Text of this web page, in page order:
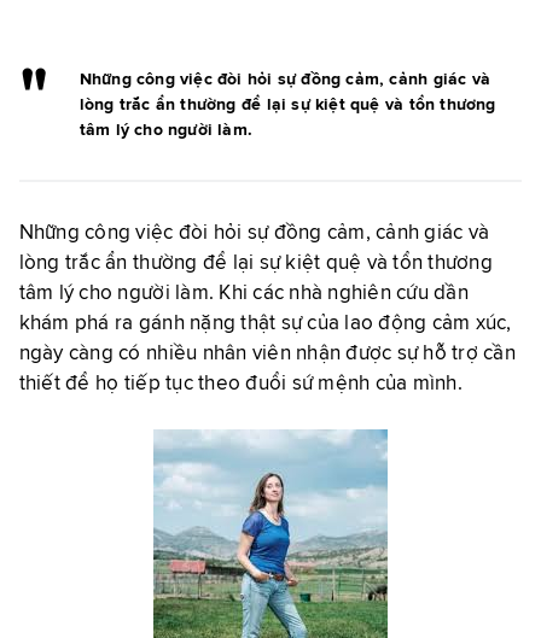
Những công việc đòi hỏi sự đồng cảm, cảnh giác và
lòng trắc ẩn thường để lại sự kiệt quệ và tổn thương
tâm lý cho người làm.
Những công việc đòi hỏi sự đồng cảm, cảnh giác và
lòng trắc ẩn thường để lại sự kiệt quệ và tổn thương
tâm lý cho người làm. Khi các nhà nghiên cứu dần
khám phá ra gánh nặng thật sự của lao động cảm xúc,
ngày càng có nhiều nhân viên nhận được sự hỗ trợ cần
thiết để họ tiếp tục theo đuổi sứ mệnh của mình.